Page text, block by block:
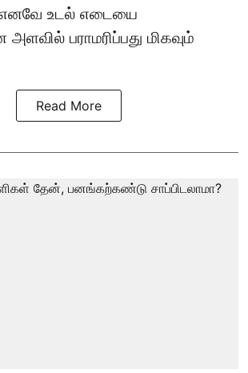
எனவே உடல் எடையை
பராமரிப்பது மிகவும்
Read More